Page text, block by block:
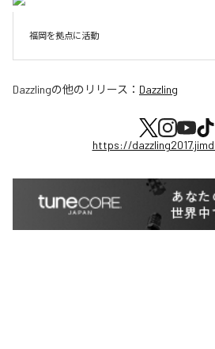
福岡を拠点に活動
Dazzlingの他のリリース： Dazzling
https://